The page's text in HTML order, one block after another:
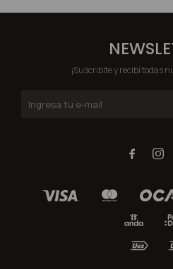
¡Suscribite y recibí todas
 